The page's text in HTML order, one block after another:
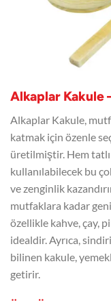
Alkaplar Kakule
Alkaplar Kakule,
katmak için özenle
üretilmiştir. Hem
kullanılabilecek bu
ve zenginlik
mutfaklara kadar
özellikle kahve, çay,
idealdir. Ayrıca,
bilinen kakule,
getirir.